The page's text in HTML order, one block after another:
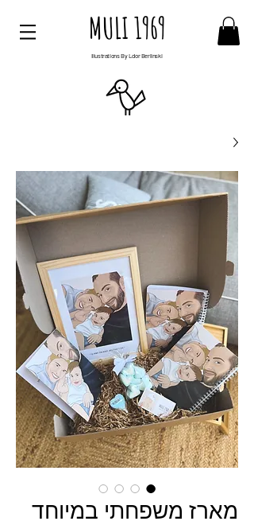
MULI 1969
Illustrations By Ldor Berlinski
מארז משפחתי במיוחד